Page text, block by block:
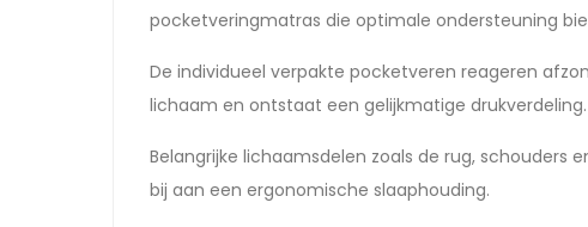
pocketveringmatras die optimale ondersteuning
De individueel verpakte pocketveren reageren
lichaam en ontstaat een gelijkmatige drukverdeling.
Belangrijke lichaamsdelen zoals de rug,
bij aan een ergonomische slaaphouding.